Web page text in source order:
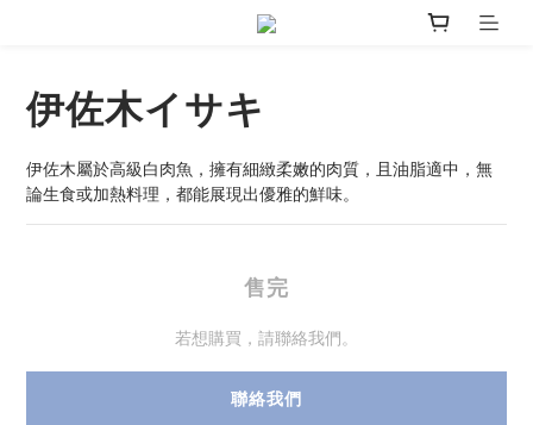
伊佐木イサキ
伊佐木屬於高級白肉魚，擁有細緻柔嫩的肉質，且油脂適中，無
論生食或加熱料理，都能展現出優雅的鮮味。
售完
若想購買，請聯絡我們。
聯絡我們